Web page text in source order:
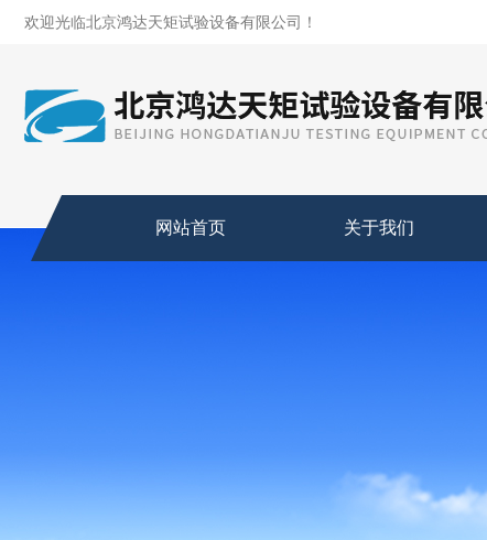
欢迎光临北京鸿达天矩试验设备有限公司！
网站首页 关于我们